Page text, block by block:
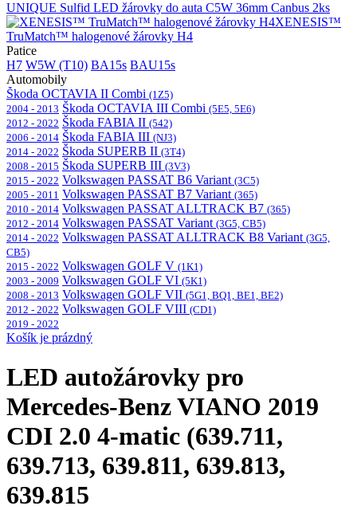
UNIQUE Sulfid LED žárovky do auta C5W 36mm Canbus 2ks
XENESIS™
TruMatch™ halogenové žárovky H4
Patice
H7 W5W (T10) BA15s BAU15s
Automobily
Škoda OCTAVIA II Combi (1Z5)
2004 - 2013 Škoda OCTAVIA III Combi (5E5, 5E6)
2012 - 2022 Škoda FABIA II (542)
2006 - 2014 Škoda FABIA III (NJ3)
2014 - 2022 Škoda SUPERB II (3T4)
2008 - 2015 Škoda SUPERB III (3V3)
2015 - 2022 Volkswagen PASSAT B6 Variant (3C5)
2005 - 2011 Volkswagen PASSAT B7 Variant (365)
2010 - 2014 Volkswagen PASSAT ALLTRACK B7 (365)
2012 - 2014 Volkswagen PASSAT Variant (3G5, CB5)
2014 - 2022 Volkswagen PASSAT ALLTRACK B8 Variant (3G5,
CB5)
2015 - 2022 Volkswagen GOLF V (1K1)
2003 - 2009 Volkswagen GOLF VI (5K1)
2008 - 2013 Volkswagen GOLF VII (5G1, BQ1, BE1, BE2)
2012 - 2022 Volkswagen GOLF VIII (CD1)
2019 - 2022
Košík je prázdný
LED autožárovky pro
Mercedes-Benz VIANO 2019
CDI 2.0 4-matic (639.711,
639.713, 639.811, 639.813,
639.815